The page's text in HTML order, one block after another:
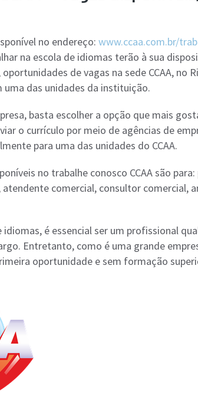
no endereço: www.ccaa.com.br/
na escola de idiomas terão à sua
de vagas na sede CCAA, no
das unidades da instituição.
basta escolher a opção que mais
o currículo por meio de agências de
para uma das unidades do CCAA.
no trabalhe conosco CCAA são
comercial, consultor comercial,
idiomas, é essencial ser um profissional
Entretanto, como é uma grande
oportunidade e sem formação